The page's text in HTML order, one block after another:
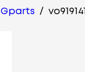
Gparts /